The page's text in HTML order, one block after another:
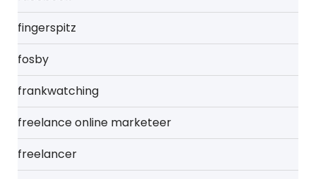
fingerspitz
fosby
frankwatching
freelance online marketeer
freelancer